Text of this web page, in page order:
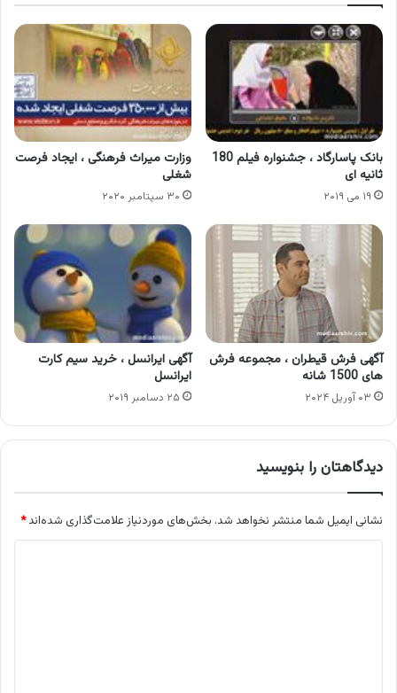
بانک پاسارگاد ، جشنواره فیلم 180
ثانیه ای
۱۹ می ۲۰۱۹
وزارت میراث فرهنگی ، ایجاد فرصت
شغلی
۳۰ سپتامبر ۲۰۲۰
آگهی فرش قیطران ، مجموعه فرش
های 1500 شانه
۰۳ آوریل ۲۰۲۴
آگهی ایرانسل ، خرید سیم کارت
ایرانسل
۲۵ دسامبر ۲۰۱۹
دیدگاهتان را بنویسید
نشانی ایمیل شما منتشر نخواهد شد. بخش‌های موردنیاز علامت‌گذاری شده‌اند*